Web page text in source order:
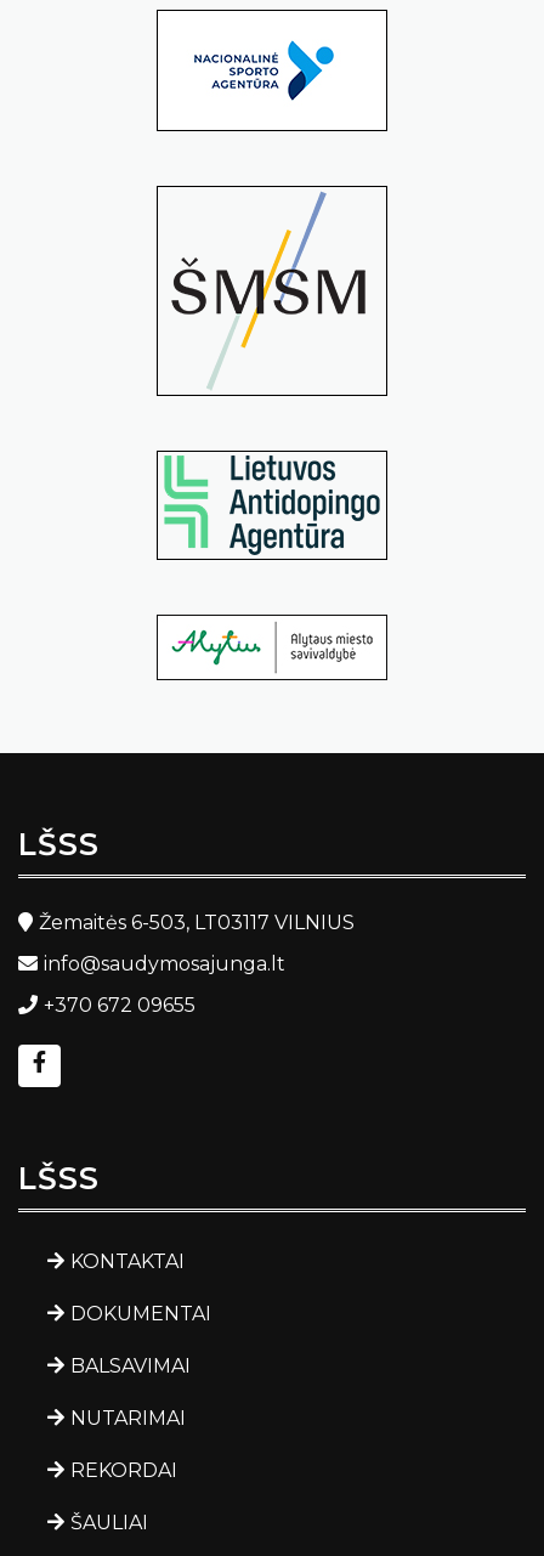
LŠSS
Žemaitės 6-503, LT03117 VILNIUS
info@saudymosajunga.lt
+370 672 09655
LŠSS
KONTAKTAI
DOKUMENTAI
BALSAVIMAI
NUTARIMAI
REKORDAI
ŠAULIAI